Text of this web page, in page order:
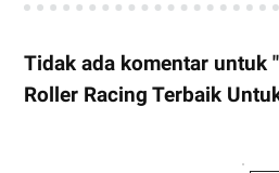
Tidak ada komentar untuk
Roller Racing Terbaik